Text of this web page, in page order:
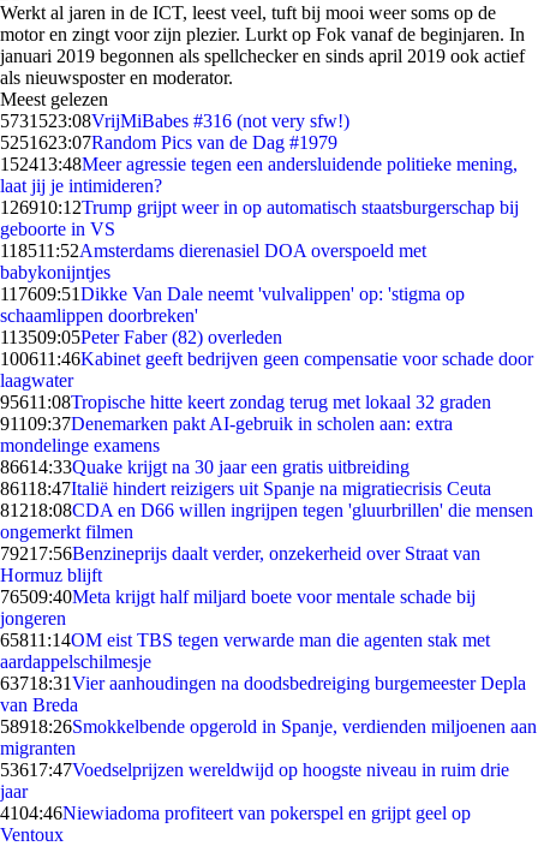
Werkt al jaren in de ICT, leest veel, tuft bij mooi weer soms op de
motor en zingt voor zijn plezier. Lurkt op Fok vanaf de beginjaren. In
januari 2019 begonnen als spellchecker en sinds april 2019 ook actief
als nieuwsposter en moderator.
Meest gelezen
5731523:08VrijMiBabes #316 (not very sfw!)
5251623:07Random Pics van de Dag #1979
152413:48Meer agressie tegen een andersluidende politieke mening,
laat jij je intimideren?
126910:12Trump grijpt weer in op automatisch staatsburgerschap bij
geboorte in VS
118511:52Amsterdams dierenasiel DOA overspoeld met
babykonijntjes
117609:51Dikke Van Dale neemt 'vulvalippen' op: 'stigma op
schaamlippen doorbreken'
113509:05Peter Faber (82) overleden
100611:46Kabinet geeft bedrijven geen compensatie voor schade door
laagwater
95611:08Tropische hitte keert zondag terug met lokaal 32 graden
91109:37Denemarken pakt AI-gebruik in scholen aan: extra
mondelinge examens
86614:33Quake krijgt na 30 jaar een gratis uitbreiding
86118:47Italië hindert reizigers uit Spanje na migratiecrisis Ceuta
81218:08CDA en D66 willen ingrijpen tegen 'gluurbrillen' die mensen
ongemerkt filmen
79217:56Benzineprijs daalt verder, onzekerheid over Straat van
Hormuz blijft
76509:40Meta krijgt half miljard boete voor mentale schade bij
jongeren
65811:14OM eist TBS tegen verwarde man die agenten stak met
aardappelschilmesje
63718:31Vier aanhoudingen na doodsbedreiging burgemeester Depla
van Breda
58918:26Smokkelbende opgerold in Spanje, verdienden miljoenen aan
migranten
53617:47Voedselprijzen wereldwijd op hoogste niveau in ruim drie
jaar
4104:46Niewiadoma profiteert van pokerspel en grijpt geel op
Ventoux